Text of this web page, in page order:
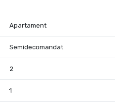
Apartament
Semidecomandat
2
1